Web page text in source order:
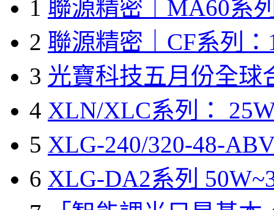
1 聯源精密｜MA60系
2 聯源精密｜CF系列：
3 光寶科技五月份全球
4 XLN/XLC系列：
5 XLG-240/320-48-
6 XLG-DA2系列